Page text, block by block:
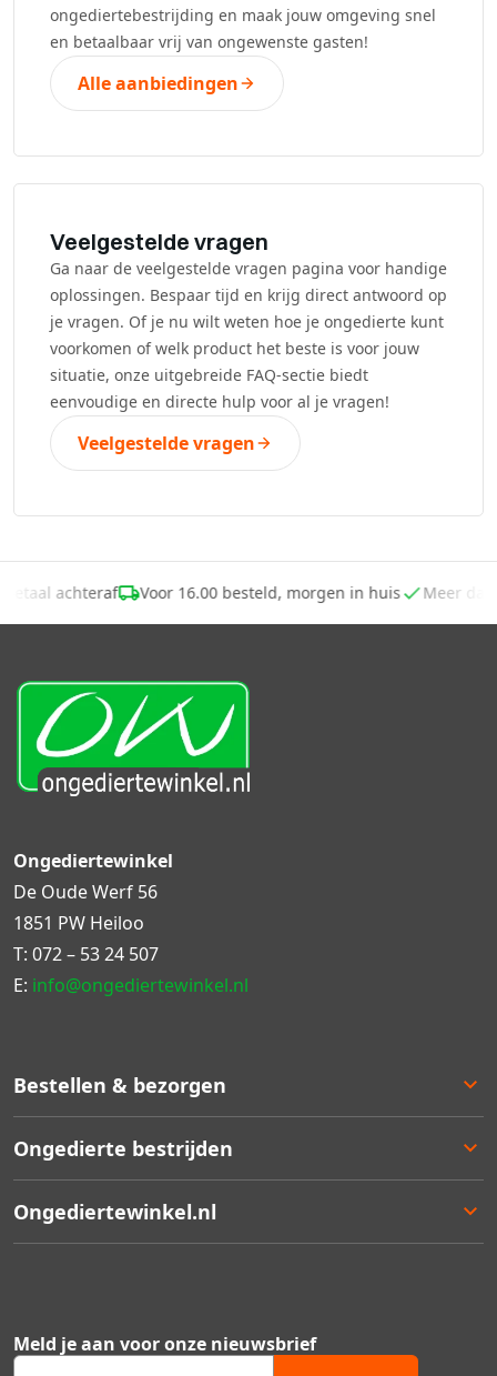
ongediertebestrijding en maak jouw omgeving snel
en betaalbaar vrij van ongewenste gasten!
Alle aanbiedingen
Veelgestelde vragen
Ga naar de veelgestelde vragen pagina voor handige
oplossingen. Bespaar tijd en krijg direct antwoord op
je vragen. Of je nu wilt weten hoe je ongedierte kunt
voorkomen of welk product het beste is voor jouw
situatie, onze uitgebreide FAQ-sectie biedt
eenvoudige en directe hulp voor al je vragen!
Veelgestelde vragen
Betaal achteraf Voor 16.00 besteld, morgen in huis Meer
Meld je aan voor onze nieuwsbrief
Bestellen & bezorgen
Bestellen
Bezorgen
Ongedierte bestrijden
Ongedierte keuzelulp
Ongedierte Blog
Ongediertewinkel.nl
Veelgestelde vragen
Ongediertewinkel
De Oude Werf 56
1851 PW Heiloo
T: 072 – 53 24 507
E: info@ongediertewinkel.nl